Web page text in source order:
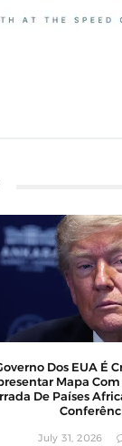
Nudista
Com
Faturamento